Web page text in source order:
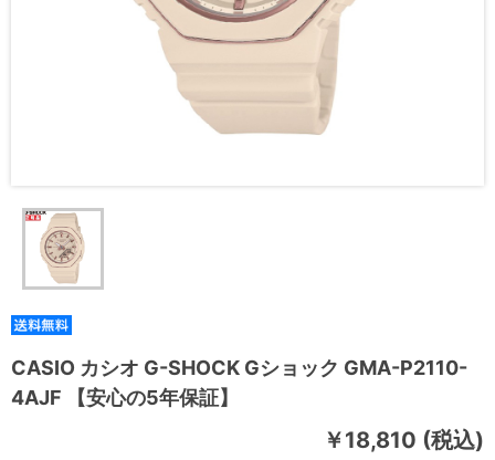
CASIO カシオ G-SHOCK Gショック GMA-P2110-
4AJF 【安心の5年保証】
￥18,810 (税込)